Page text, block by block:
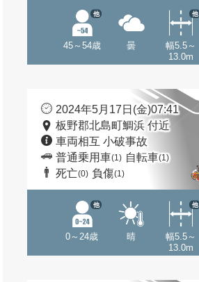
45～54歳
他
曇
幅5.5～
13.0m
他
2024年5月17日(金)07:41
板野郡北島町鯛浜 付近
車両相互 小破事故
普通乗用車(1) 自転車(1)
死亡(0) 負傷(1)
0～24歳
他
晴
幅5.5～
13.0m
他